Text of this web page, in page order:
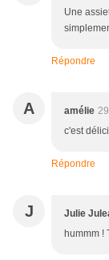
Une
Répondre
A amélie
c'est
Répondre
J Julie
hummm !